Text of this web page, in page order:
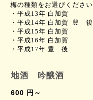
梅の種類をお選びください
・平成13年 白加賀
・平成14年 白加賀
豊 後
・平成15年 白加賀
・平成16年 白加賀
・平成17年 豊 後
地酒 吟醸酒
600 円～